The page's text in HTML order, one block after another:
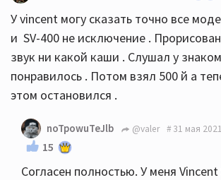
У vincent могу сказать точно все
и SV-400 не исключение .
звук ни какой каши . Слушал у
понравилось . Потом взял 500 й а
этом остановился .
noTpowuTeJlb @valer 31 мая
15
Согласен полностью. У меня Vincent